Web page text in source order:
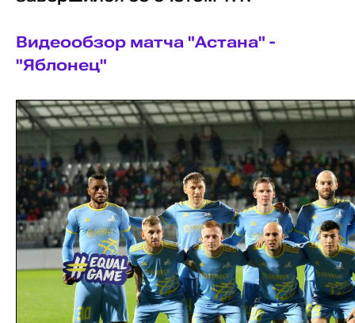
Видеообзор матча "Астана" -
"Яблонец"